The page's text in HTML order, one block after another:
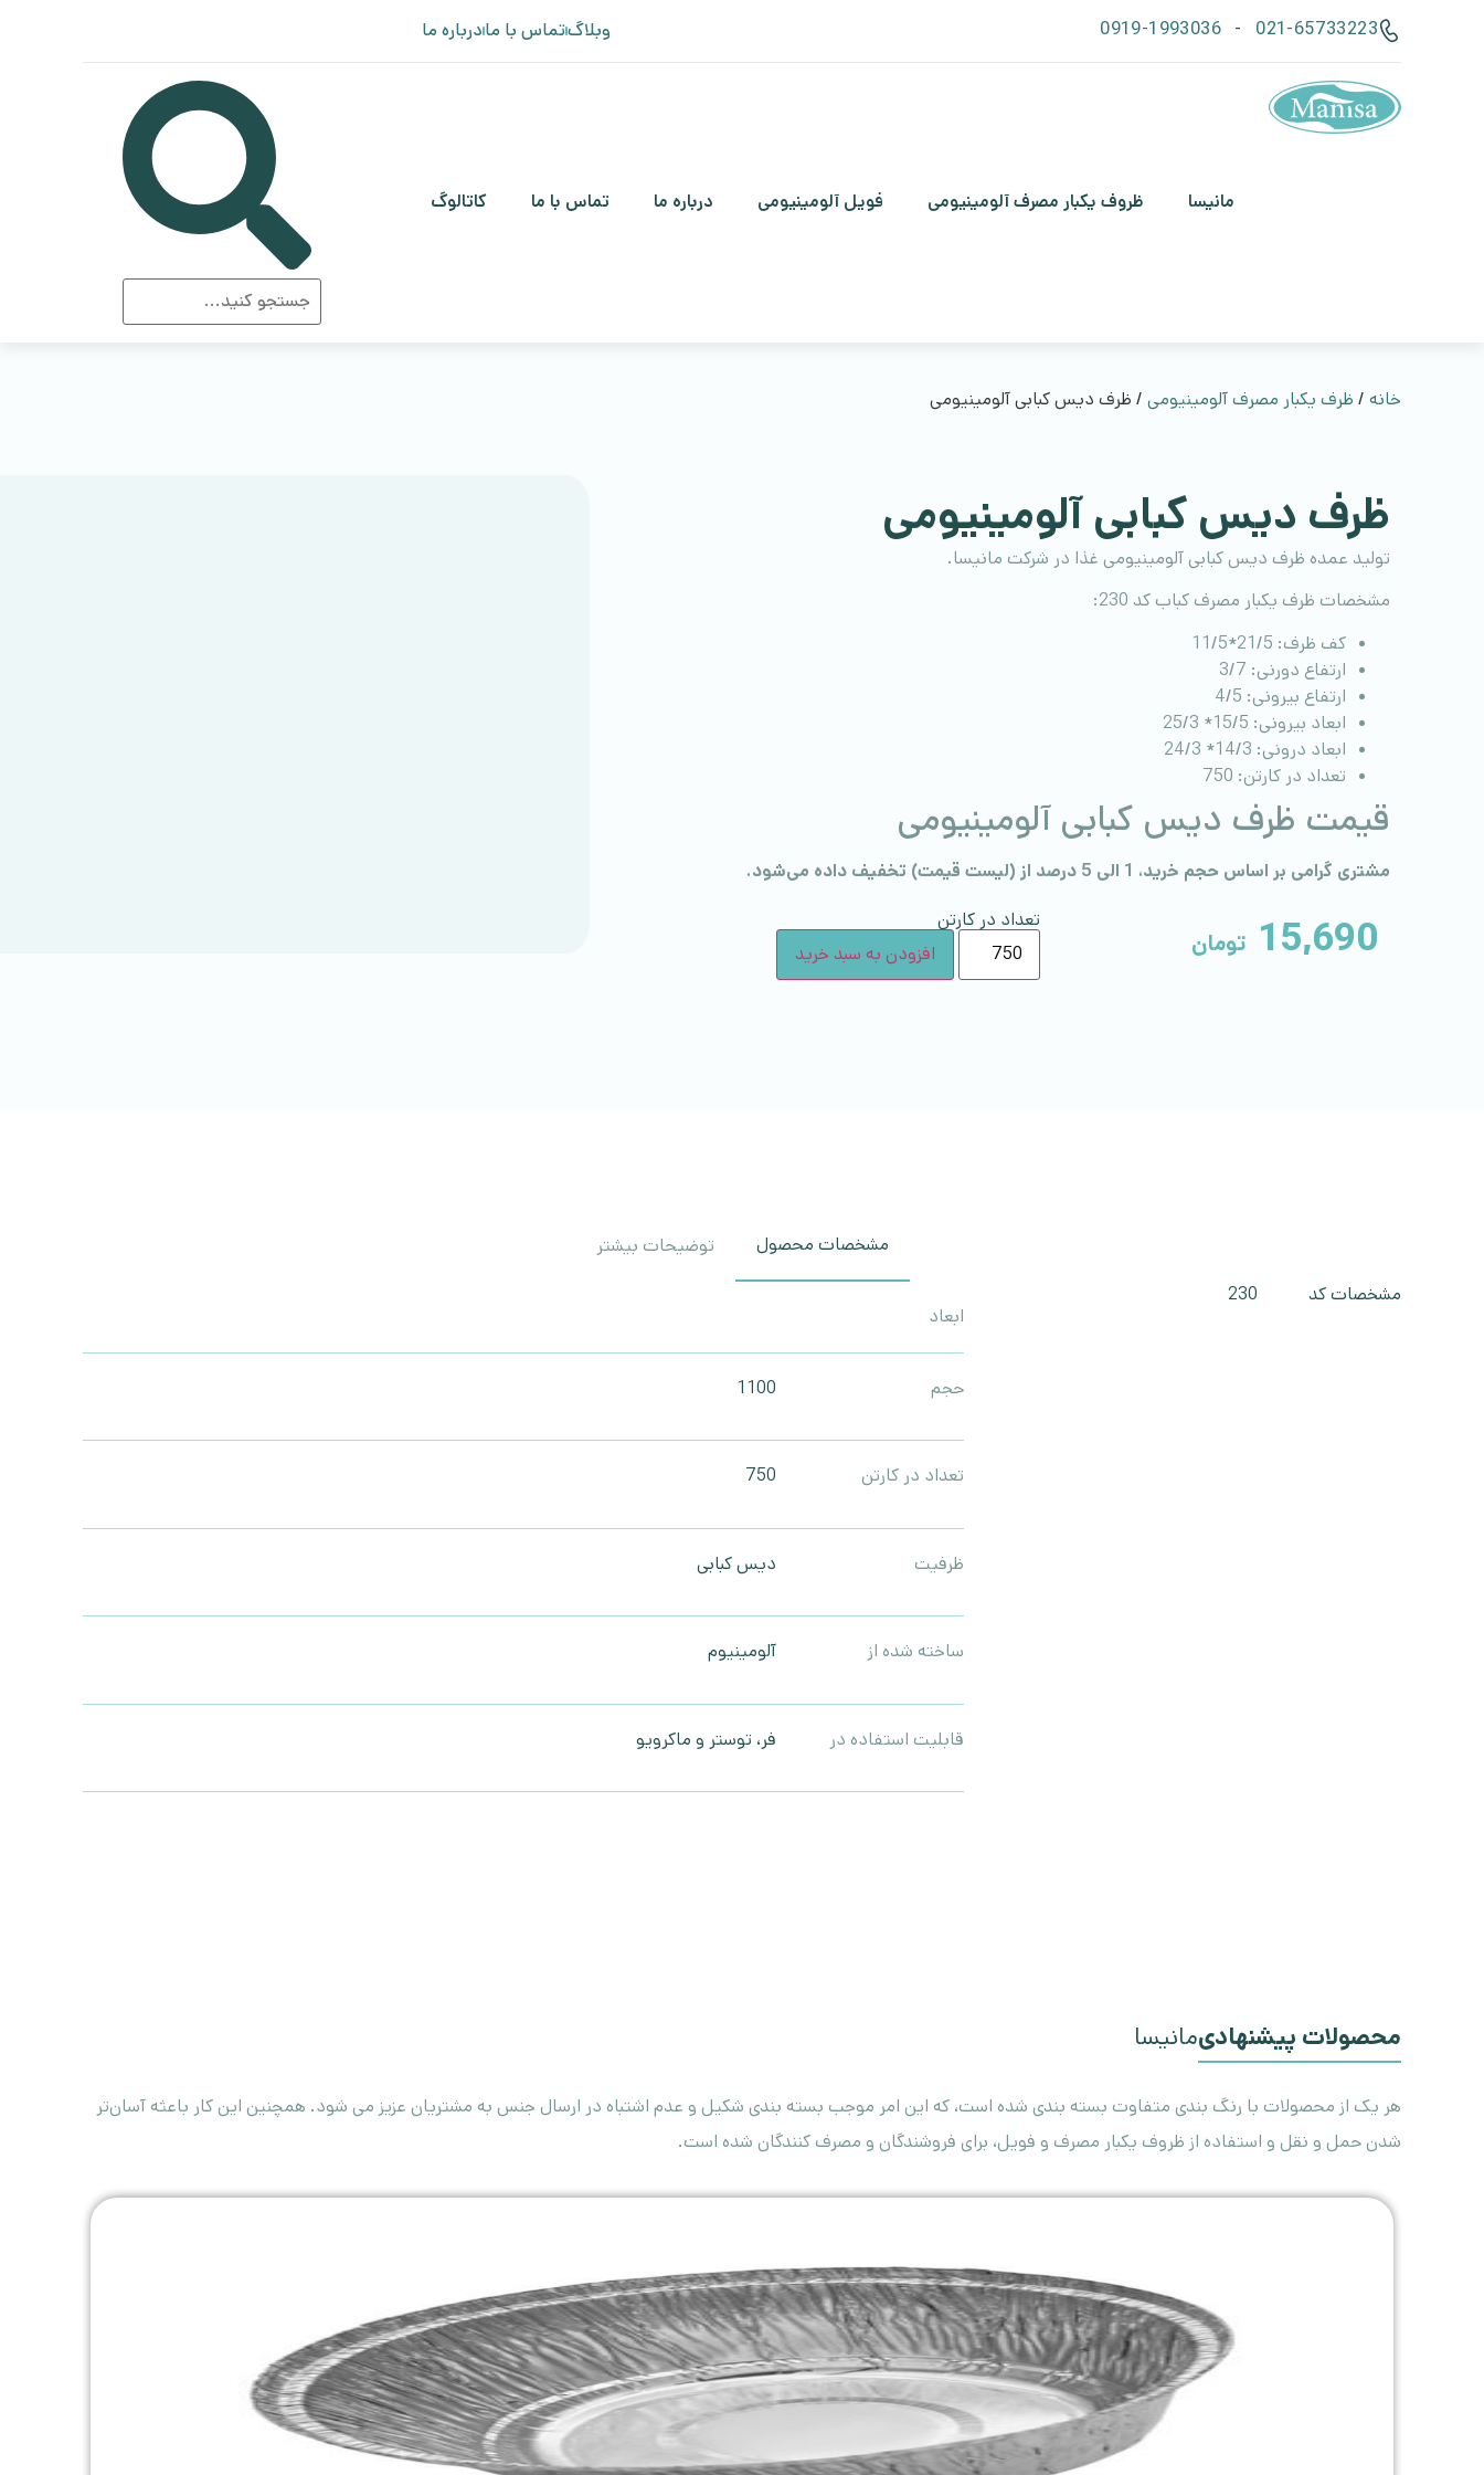
021-65733223
-
0919-1993036 وبلاگتماس با مادرباره ما
مانیسا ظروف یکبار مصرف آلومینیومی فویل آلومینیومی درباره ما تماس با ما کاتالوگ
خانه / ظرف یکبار مصرف آلومینیومی / ظرف دیس کبابی آلومینیومی
ظرف دیس کبابی آلومینیومی
تولید عمده ظرف دیس کبابی آلومینیومی غذا در شرکت مانیسا.
مشخصات ظرف یکبار مصرف کباب کد 230:
کف ظرف: 21/5*11/5
ارتفاع دورنی: 3/7
ارتفاع بیرونی: 4/5
ابعاد بیرونی: 15/5* 25/3
ابعاد درونی: 14/3* 24/3
تعداد در کارتن: 750
قیمت ظرف دیس کبابی آلومینیومی
مشتری گرامی بر اساس حجم خرید، 1 الی 5 درصد از (لیست قیمت) تخفیف داده می‌شود.
15,690 تومان
تعداد در کارتن
افزودن به سبد خرید
مشخصات محصول
توضیحات بیشتر
مشخصات کد
230
ابعاد
حجم 1100
تعداد در کارتن 750
ظرفیت دیس کبابی
ساخته شده از آلومینیوم
قابلیت استفاده در فر، توستر و ماکرویو
محصولات پیشنهادیمانیسا
هر یک از محصولات با رنگ بندی متفاوت بسته بندی شده است، که این امر موجب بسته بندی شکیل و عدم اشتباه در ارسال جنس به مشتریان عزیز می شود. همچنین این کار باعثه آسان‌تر
شدن حمل و نقل و استفاده از ظروف یکبار مصرف و فویل، برای فروشندگان و مصرف کنندگان شده است.